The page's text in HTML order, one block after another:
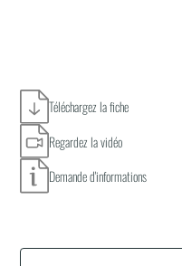
Téléchargez la fiche
Regardez la vidéo
Demande d'informations